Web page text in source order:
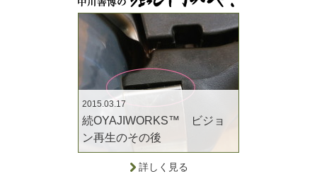
2015.03.17
続OYAJIWORKS™ ビジョ
ン再生のその後
詳しく見る